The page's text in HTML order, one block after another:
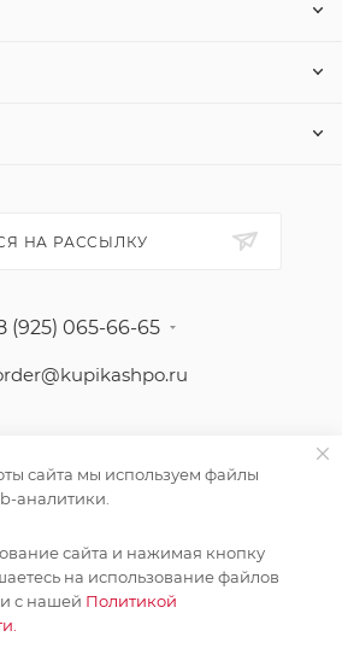
НА РАССЫЛКУ
(925) 065-66-65
2017-2026
сайта мы используем файлы
аналитики.
сайта и нажимая кнопку
на использование файлов
с нашей Политикой